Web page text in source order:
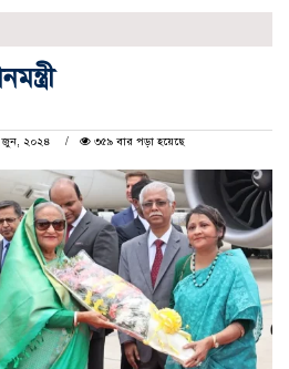
জুন, ২০২৪
৩৫৯ বার পড়া হয়েছে